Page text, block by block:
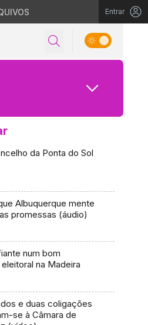
Entrar
da Ponta do Sol
Albuquerque mente
promessas (áudio)
num bom
na Madeira
e duas coligações
se à Câmara de